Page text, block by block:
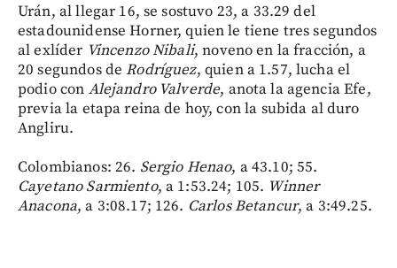
Urán, al llegar 16, se sostuvo 23, a 33.29 del
estadounidense Horner, quien le tiene tres segundos
al exlíder Vincenzo Nibali, noveno en la fracción, a
20 segundos deRodríguez, quien a 1.57, lucha el
podio con Alejandro Valverde, anota la agencia Efe,
previa la etapa reina de hoy, con la subida al duro
Angliru.
Colombianos: 26. Sergio Henao, a 43.10; 55.
Cayetano Sarmiento, a 1:53.24; 105. Winner
Anacona, a 3:08.17; 126. Carlos Betancur, a 3:49.25.